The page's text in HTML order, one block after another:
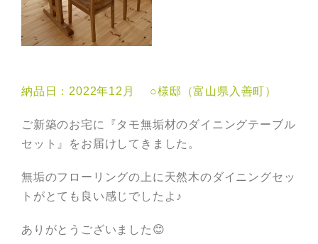
納品日：2022年12月 ○様邸（富山県入善町）
ご新築のお宅に『タモ無垢材のダイニングテーブル
セット』をお届けしてきました。
無垢のフローリングの上に天然木のダイニングセッ
トがとても良い感じでしたよ♪
ありがとうございました😊